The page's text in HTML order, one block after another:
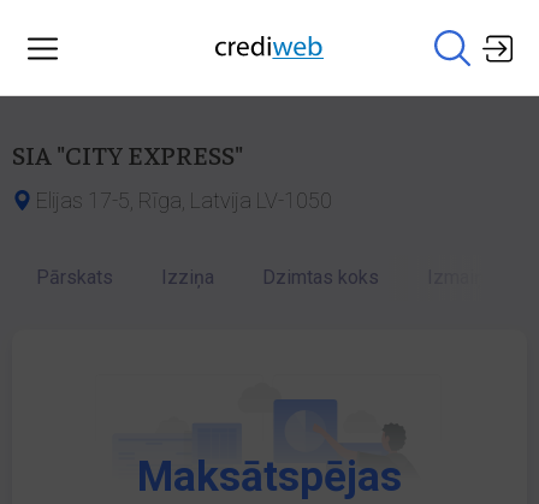
SIA "CITY EXPRESS"
Elijas 17-5, Rīga, Latvija LV-1050
Pārskats Izziņa Dzimtas koks
Maksātspējas